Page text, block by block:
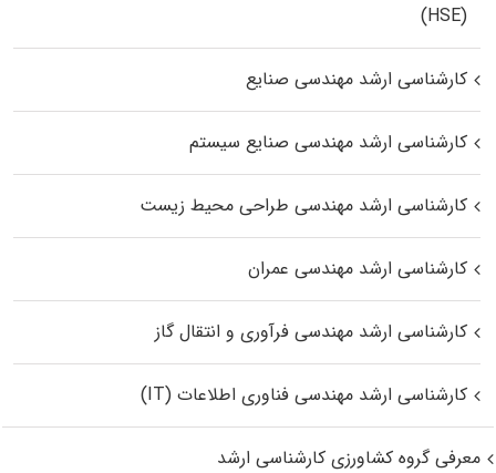
(HSE)
کارشناسی ارشد مهندسی صنایع
کارشناسی ارشد مهندسی صنایع سیستم
کارشناسی ارشد مهندسی طراحی محیط زیست
کارشناسی ارشد مهندسی عمران
کارشناسی ارشد مهندسی فرآوری و انتقال گاز
کارشناسی ارشد مهندسی فناوری اطلاعات (IT)
معرفی گروه کشاورزی کارشناسی ارشد